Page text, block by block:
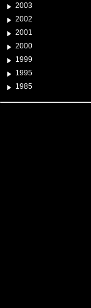
2003
2002
2001
2000
1999
1995
1985